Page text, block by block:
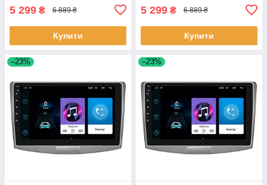
5 299 ₴ 6 889 ₴
Купити
5 299 ₴ 6 889 ₴
Купити
–23% –23%